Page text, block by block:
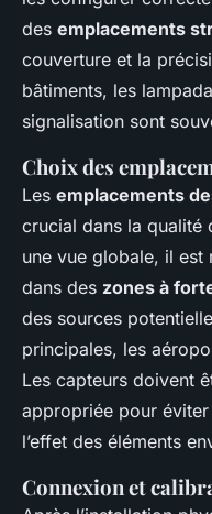
des emplacements
couverture et la
bâtiments, les
signalisation sont
Choix des
Les emplacements
crucial dans la qualité
une vue globale, il est
dans des zones à
des sources
principales, les
Les capteurs doivent
appropriée pour
l’effet des éléments
Connexion et